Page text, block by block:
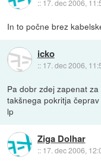
:: 17. dec 2006,
In to počne brez
icko
:: 17. dec 2006,
Pa dobr zdej zapenat
takšnega pokritja
lp
Ziga Dolhar
:: 17. dec 2006,